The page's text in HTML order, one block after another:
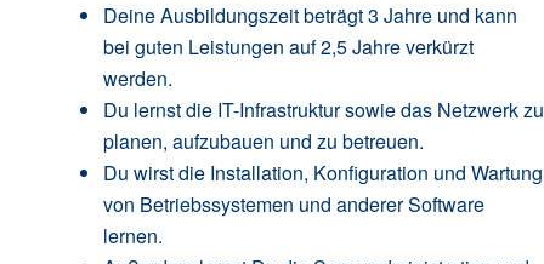
Deine Ausbildungszeit beträgt 3 Jahre und kann
bei guten Leistungen auf 2,5 Jahre verkürzt
werden.
Du lernst die IT-Infrastruktur sowie das Netzwerk zu
planen, aufzubauen und zu betreuen.
Du wirst die Installation, Konfiguration und Wartung
von Betriebssystemen und anderer Software
lernen.